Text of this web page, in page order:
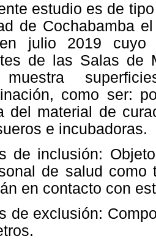
estudio es de
de Cochabamba
julio 2019 cuyo
de las Salas de
como ser:
del material de
e incubadoras.
de inclusión:
de salud como
en contacto con
de exclusión: